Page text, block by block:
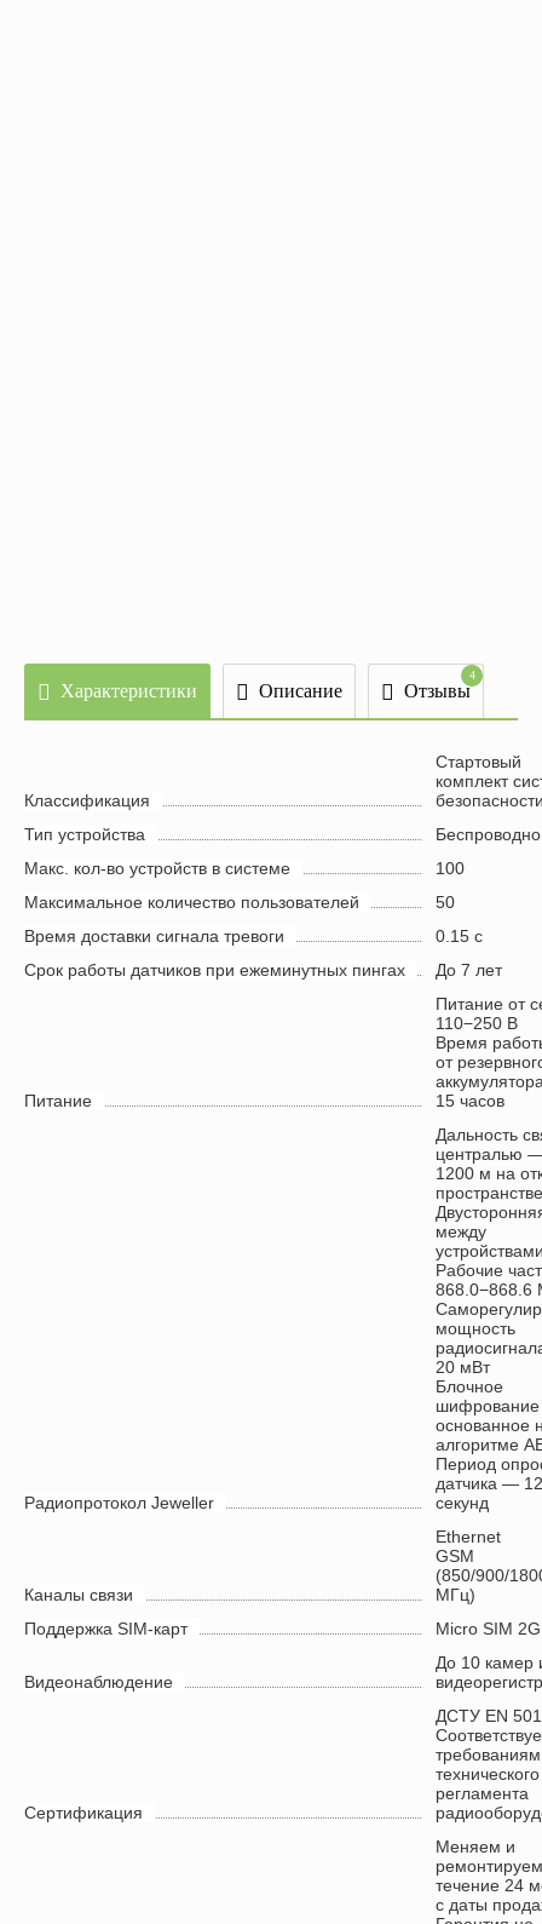
Характеристики Описание Отзывы
4
Классификация
Стартовый
комплект
Тип устройства
Макс. кол-во устройств в системе
100
Максимальное количество пользователей
50
Время доставки сигнала тревоги
0.15 с
Срок работы датчиков при ежеминутных пингах
До 7 лет
Питание
Питание от
110−250 В
Время
от
15 часов
Радиопротокол Jeweller
Дальность
централью
1200 м на
пространстве
между
Рабочие
868.0−868.6
мощность
20 мВт
Блочное
шифрование
основанное
алгоритме
Период
датчика —
секунд
Каналы связи
Ethernet
GSM
(850/900/
МГц)
Поддержка SIM-карт
Micro SIM 2G
Видеонаблюдение
До 10 камер
Сертификация
ДСТУ EN
требованиям
технического
регламента
Меняем и
течение 24
с даты